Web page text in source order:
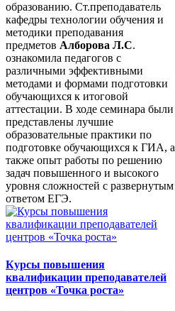
образованию. Ст.преподаватель
кафедры технологии обучения и
методики преподавания
предметов Алборова Л.С.
ознакомила педагогов с
различными эффективными
методами и формами подготовки
обучающихся к итоговой
аттестации. В ходе семинара были
представлены лучшие
образовательные практики по
подготовке обучающихся к ГИА, а
также опыт работы по решению
задач повышенного и высокого
уровня сложностей с развернутым
ответом ЕГЭ.
Курсы повышения
квалификации преподавателей
центров «Точка роста»